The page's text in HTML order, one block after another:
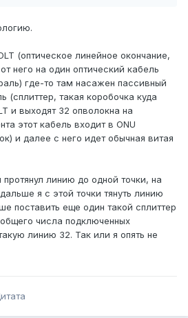
(оптическое линейное окончание,
него на один оптический кабель
где-то там насажен пассивный
(сплиттер, такая коробочка куда
и выходят 32 опволокна на
этот кабель входит в ONU
и далее с него идет обычная витая
протянул линию до одной точки, на
я с этой точки тянуть линию
поставить еще один такой сплиттер
числа подключенных
линию 32. Так или я опять не